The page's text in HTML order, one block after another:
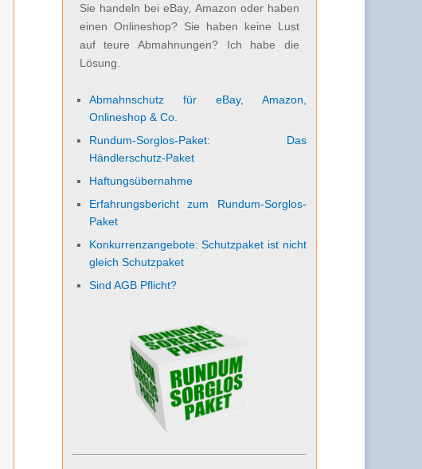
Sie handeln bei eBay, Amazon oder haben
einen Onlineshop? Sie haben keine Lust
auf teure Abmahnungen? Ich habe die
Lösung.
Abmahnschutz für eBay, Amazon,
Onlineshop & Co.
Rundum-Sorglos-Paket: Das
Händlerschutz-Paket
Haftungsübernahme
Erfahrungsbericht zum Rundum-Sorglos-
Paket
Konkurrenzangebote: Schutzpaket ist nicht
gleich Schutzpaket
Sind AGB Pflicht?